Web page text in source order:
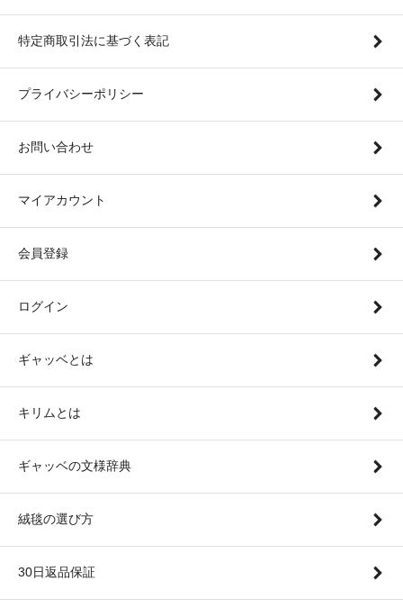
特定商取引法に基づく表記
プライバシーポリシー
お問い合わせ
マイアカウント
会員登録
ログイン
ギャッベとは
キリムとは
ギャッベの文様辞典
絨毯の選び方
30日返品保証